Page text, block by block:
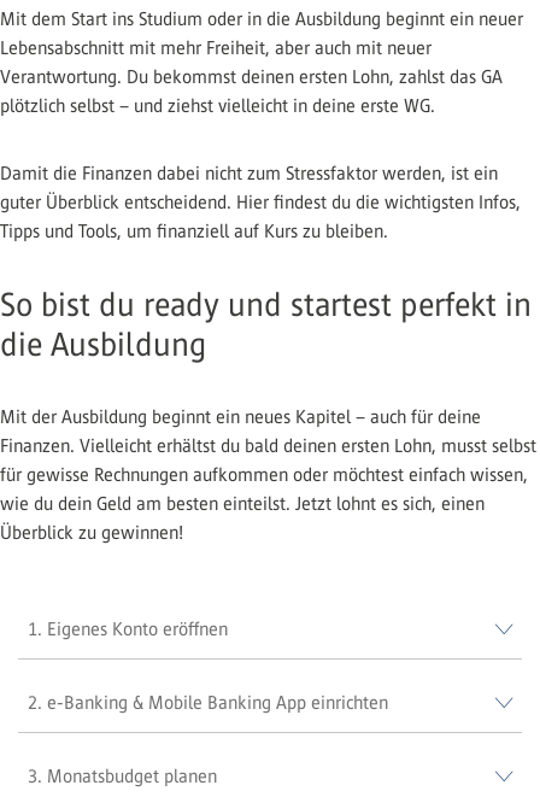
Mit dem Start ins Studium oder in die Ausbildung beginnt ein neuer
Lebensabschnitt mit mehr Freiheit, aber auch mit neuer
Verantwortung. Du bekommst deinen ersten Lohn, zahlst das GA
plötzlich selbst – und ziehst vielleicht in deine erste WG.
Damit die Finanzen dabei nicht zum Stressfaktor werden, ist ein
guter Überblick entscheidend. Hier findest du die wichtigsten Infos,
Tipps und Tools, um finanziell auf Kurs zu bleiben.
So bist du ready und startest perfekt in
die Ausbildung
Mit der Ausbildung beginnt ein neues Kapitel – auch für deine
Finanzen. Vielleicht erhältst du bald deinen ersten Lohn, musst selbst
für gewisse Rechnungen aufkommen oder möchtest einfach wissen,
wie du dein Geld am besten einteilst. Jetzt lohnt es sich, einen
Überblick zu gewinnen!
1. Eigenes Konto eröffnen
2. e-Banking & Mobile Banking App einrichten
3. Monatsbudget planen